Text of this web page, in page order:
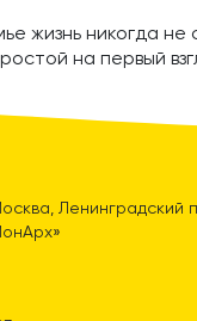
жизнь никогда
на первый
Ленинградский